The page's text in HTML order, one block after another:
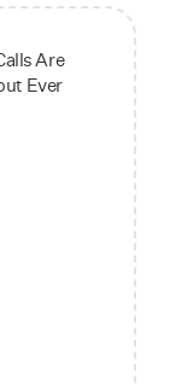
Are
Ever